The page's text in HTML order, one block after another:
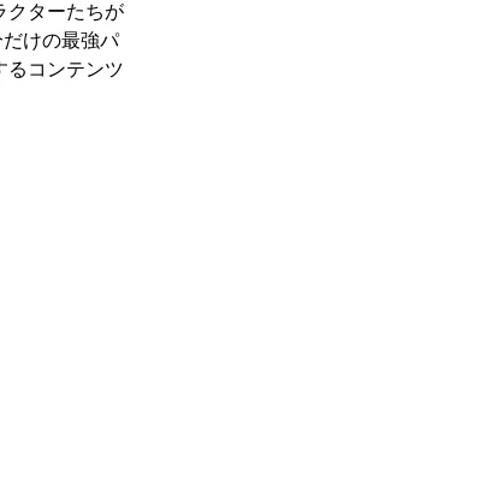
クターたちが
けの最強パ
るコンテンツ